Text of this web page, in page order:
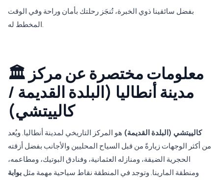
بفضل سائقينا ذوي الخبرة، تُنجَز رحلتك بأمان وراحة وفي الوقت
المخطط له.
🏛️ معلومات مختصرة عن مركز
مدينة أنطاليا (البلدة القديمة /
كالييتشي)
كالييتشي (البلدة القديمة) هو المركز التاريخي لمدينة أنطاليا. ويُعد
من أكثر الوجهات زيارةً من قبل السياح المحليين والأجانب بفضل أزقته
الحجرية الضيقة، ومنازله العثمانية، وفنادق البوتيك، ومطاعمه،
ومنطقة المارينا. وتوجد في المنطقة نقاط سياحية مهمة مثلبوابة